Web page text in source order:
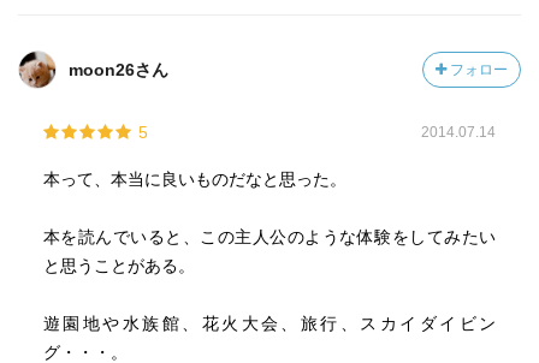
moon26さん フォロー
5 2014.07.14
本って、本当に良いものだなと思った。
本を読んでいると、この主人公のような体験をしてみたい
と思うことがある。
遊園地や水族館、花火大会、旅行、スカイダイビン
グ・・・。